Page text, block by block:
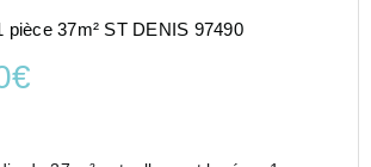
pièce 37m² ST DENIS 97490